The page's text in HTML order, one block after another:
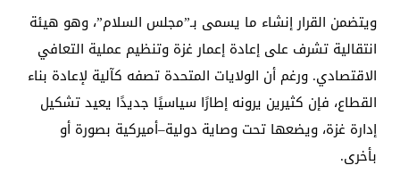
ويتضمن القرار إنشاء ما يسمى بـ”مجلس السلام”، وهو هيئة
انتقالية تشرف على إعادة إعمار غزة وتنظيم عملية التعافي
الاقتصادي. ورغم أن الولايات المتحدة تصفه كآلية لإعادة بناء
القطاع، فإن كثيرين يرونه إطارًا سياسيًا جديدًا يعيد تشكيل
إدارة غزة، ويضعها تحت وصاية دولية–أميركية بصورة أو
بأخرى.